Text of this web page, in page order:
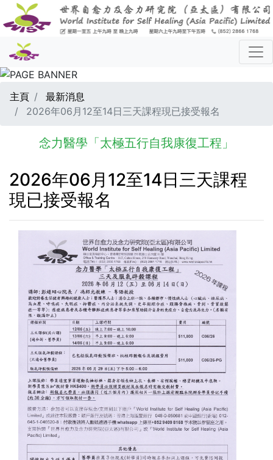
主頁
最新消息
2026年06月12至14日三天課程現已接受報名
念力醫學「太極五行自我康復工程」
2026年06月12至14日三天課程
現已接受報名